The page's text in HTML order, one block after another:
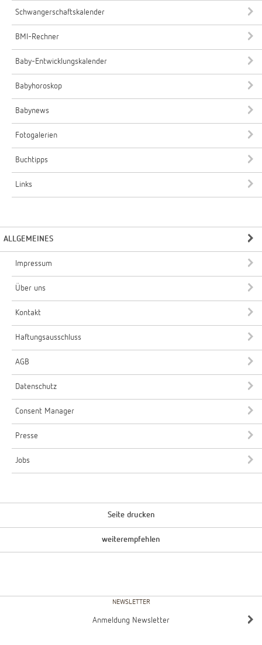
Schwangerschaftskalender
BMI-Rechner
Baby-Entwicklungskalender
Babyhoroskop
Babynews
Fotogalerien
Buchtipps
Links
ALLGEMEINES
Impressum
Über uns
Kontakt
Haftungsausschluss
AGB
Datenschutz
Consent Manager
Presse
Jobs
Seite drucken
weiterempfehlen
NEWSLETTER
Anmeldung Newsletter